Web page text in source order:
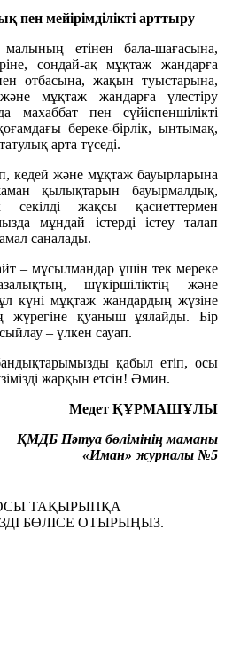
пен мейірімділікті арттыру
етінен бала-шағасына,
сондай-ақ мұқтаж жандарға
отбасына, жақын туыстарына,
мұқтаж жандарға үлестіру
махаббат пен сүйіспеншілікті
береке-бірлік, ынтымақ,
арта түседі.
кедей және мұқтаж бауырларына
қылықтарын бауырмалдық,
секілді жақсы қасиеттермен
мұндай істерді істеу талап
саналады.
– мұсылмандар үшін тек мереке
шүкіршіліктің және
Бұл күні мұқтаж жандардың жүзіне
жүрегіне қуаныш ұялайды. Бір
– үлкен сауап.
қабыл етіп, осы
жарқын етсін! Әмин.
Медет ҚҰРМАШҰЛЫ
ҚМДБ Пәтуа бөлімінің маманы
«Иман» журналы №5
ТАҚЫРЫПҚА
БӨЛІСЕ ОТЫРЫҢЫЗ.